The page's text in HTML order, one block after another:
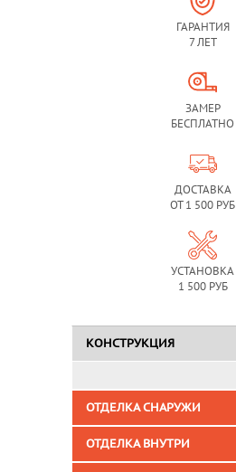
ГАРАНТИЯ
7 ЛЕТ
ЗАМЕР
БЕСПЛАТНО
ДОСТАВКА
ОТ 1 500 РУБ
УСТАНОВКА
1 500 РУБ
КОНСТРУКЦИЯ
ОТДЕЛКА СНАРУЖИ
ОТДЕЛКА ВНУТРИ